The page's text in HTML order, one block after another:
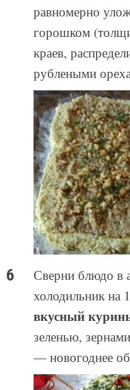
равномерно
горошком
краев,
рублеными
Сверни блюдо в
холодильник на
вкусный
зеленью,
— новогоднее